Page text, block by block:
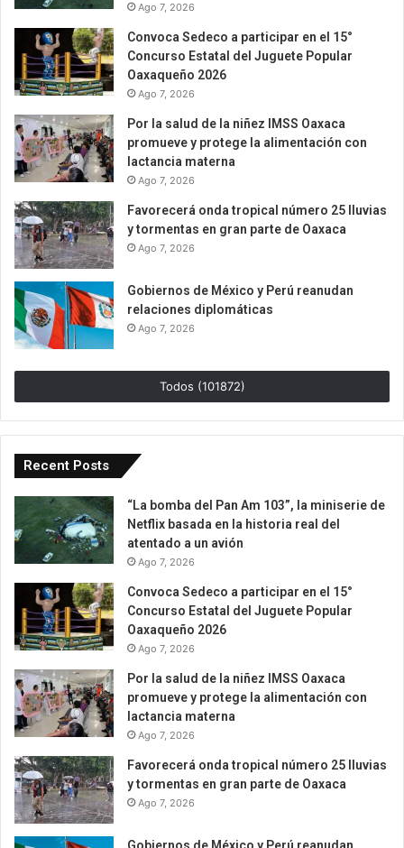
Ago 7, 2026
Convoca Sedeco a participar en el 15°
Concurso Estatal del Juguete Popular
Oaxaqueño 2026
Ago 7, 2026
Por la salud de la niñez IMSS Oaxaca
promueve y protege la alimentación con
lactancia materna
Ago 7, 2026
Favorecerá onda tropical número 25 lluvias
y tormentas en gran parte de Oaxaca
Ago 7, 2026
Gobiernos de México y Perú reanudan
relaciones diplomáticas
Ago 7, 2026
Todos (101872)
Recent Posts
“La bomba del Pan Am 103”, la miniserie de
Netflix basada en la historia real del
atentado a un avión
Ago 7, 2026
Convoca Sedeco a participar en el 15°
Concurso Estatal del Juguete Popular
Oaxaqueño 2026
Ago 7, 2026
Por la salud de la niñez IMSS Oaxaca
promueve y protege la alimentación con
lactancia materna
Ago 7, 2026
Favorecerá onda tropical número 25 lluvias
y tormentas en gran parte de Oaxaca
Ago 7, 2026